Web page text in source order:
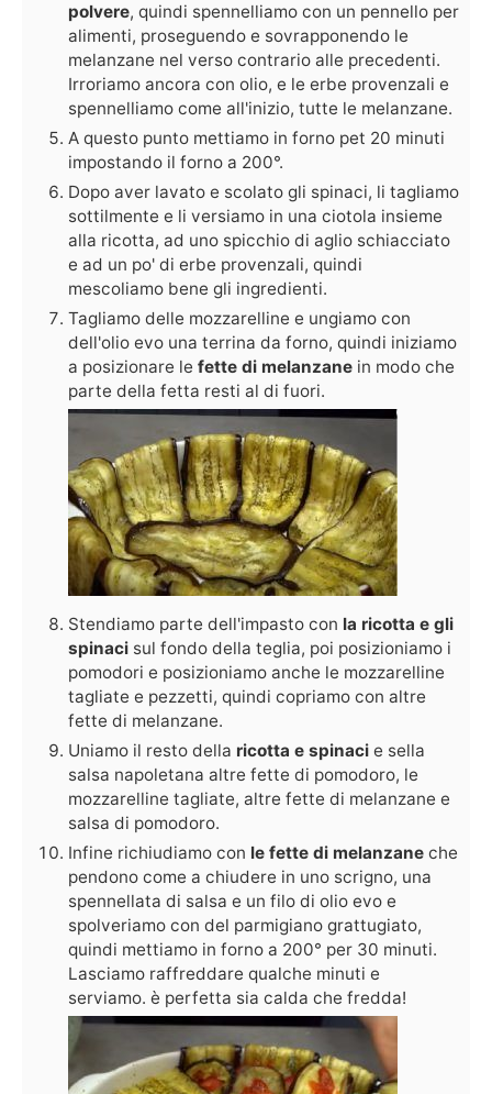
polvere, quindi spennelliamo con un pennello per
alimenti, proseguendo e sovrapponendo le
melanzane nel verso contrario alle precedenti.
Irroriamo ancora con olio, e le erbe provenzali e
spennelliamo come all'inizio, tutte le melanzane.
A questo punto mettiamo in forno pet 20 minuti
impostando il forno a 200°.
Dopo aver lavato e scolato gli spinaci, li tagliamo
sottilmente e li versiamo in una ciotola insieme
alla ricotta, ad uno spicchio di aglio schiacciato
e ad un po' di erbe provenzali, quindi
mescoliamo bene gli ingredienti.
Tagliamo delle mozzarelline e ungiamo con
dell'olio evo una terrina da forno, quindi iniziamo
a posizionare le fette di melanzane in modo che
parte della fetta resti al di fuori.
Stendiamo parte dell'impasto con la ricotta e gli
spinaci sul fondo della teglia, poi posizioniamo i
pomodori e posizioniamo anche le mozzarelline
tagliate e pezzetti, quindi copriamo con altre
fette di melanzane.
Uniamo il resto della ricotta e spinaci e sella
salsa napoletana altre fette di pomodoro, le
mozzarelline tagliate, altre fette di melanzane e
salsa di pomodoro.
Infine richiudiamo con le fette di melanzane che
pendono come a chiudere in uno scrigno, una
spennellata di salsa e un filo di olio evo e
spolveriamo con del parmigiano grattugiato,
quindi mettiamo in forno a 200° per 30 minuti.
Lasciamo raffreddare qualche minuti e
serviamo. è perfetta sia calda che fredda!